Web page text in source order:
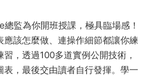
監為你開班授課，極具臨場感！
該怎麼做、連操作細節都讓你練
，透過100多道實例公開技術，
，最後交由讀者自行發揮。學一